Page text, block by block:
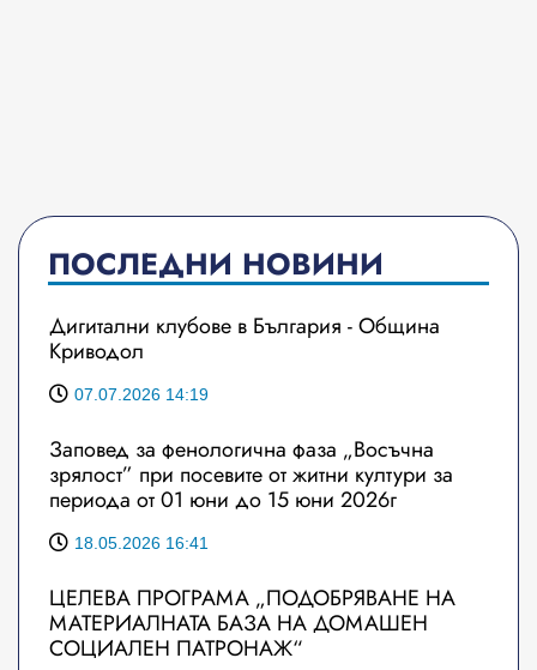
ПОСЛЕДНИ НОВИНИ
Дигитални клубове в България - Община
Криводол
07.07.2026 14:19
Заповед за фенологична фаза „Восъчна
зрялост” при посевите от житни култури за
периода от 01 юни до 15 юни 2026г
18.05.2026 16:41
ЦЕЛЕВА ПРОГРАМА „ПОДОБРЯВАНЕ НА
МАТЕРИАЛНАТА БАЗА НА ДОМАШЕН
СОЦИАЛЕН ПАТРОНАЖ“